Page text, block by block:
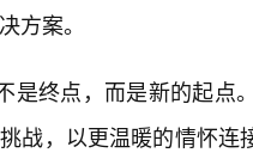
方案。
是终点，而是新的起
战，以更温暖的情怀